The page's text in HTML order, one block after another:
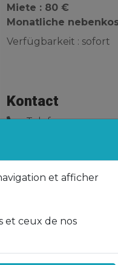
Miete : 80 €
Monatliche
Verfügbarkeit : sofort
Kontact
Telefon.
Fax
Emailet afficher
et ceux de nos